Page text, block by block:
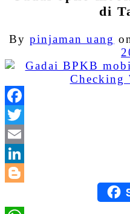
di
By pinjaman uang